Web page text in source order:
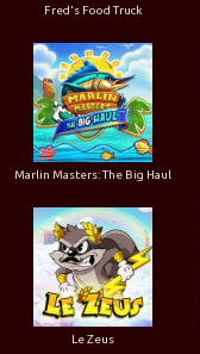
Fred's Food Truck
Marlin Masters: The Big Haul
Le Zeus